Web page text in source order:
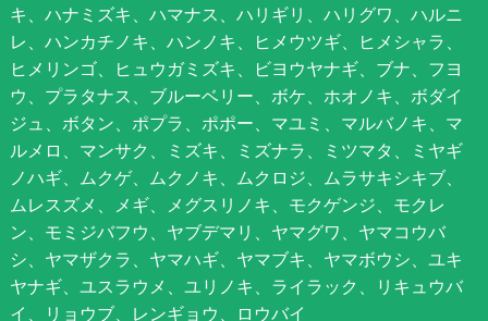
キ、ハナミズキ、ハマナス、ハリギリ、ハリグワ、ハルニ
レ、ハンカチノキ、ハンノキ、ヒメウツギ、ヒメシャラ、
ヒメリンゴ、ヒュウガミズキ、ビヨウヤナギ、ブナ、フヨ
ウ、プラタナス、ブルーベリー、ボケ、ホオノキ、ボダイ
ジュ、ボタン、ポプラ、ポポー、マユミ、マルバノキ、マ
ルメロ、マンサク、ミズキ、ミズナラ、ミツマタ、ミヤギ
ノハギ、ムクゲ、ムクノキ、ムクロジ、ムラサキシキブ、
ムレスズメ、メギ、メグスリノキ、モクゲンジ、モクレ
ン、モミジバフウ、ヤブデマリ、ヤマグワ、ヤマコウバ
シ、ヤマザクラ、ヤマハギ、ヤマブキ、ヤマボウシ、ユキ
ヤナギ、ユスラウメ、ユリノキ、ライラック、リキュウバ
イ、リョウブ、レンギョウ、ロウバイ